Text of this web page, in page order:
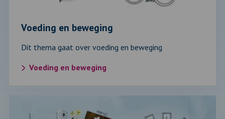
Voeding en beweging
Dit thema gaat over voeding en beweging
Voeding en beweging
verder